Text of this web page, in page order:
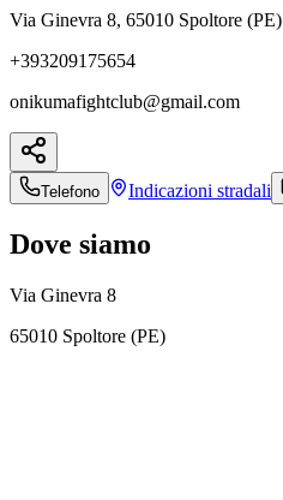
Via Ginevra 8, 65010 Spoltore (PE)
+393209175654
onikumafightclub@gmail.com
Telefono Indicazioni stradali
Dove siamo
Via Ginevra 8
65010 Spoltore (PE)